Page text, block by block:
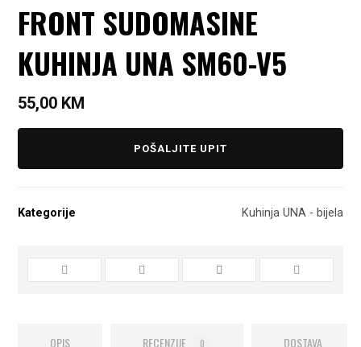
FRONT SUDOMASINE
KUHINJA UNA SM60-V5
55,00 KM
POŠALJITE UPIT
Kategorije Kuhinja UNA - bijela
OPIS RECENZIJE 0 DOSTAVA